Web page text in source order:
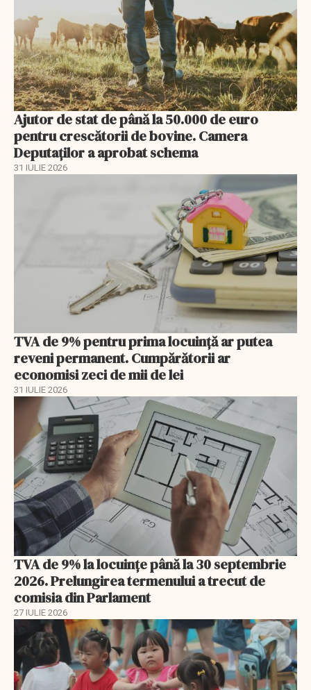
Ajutor de stat de până la 50.000 de euro
pentru crescătorii de bovine. Camera
Deputaților a aprobat schema
31 IULIE 2026
TVA de 9% pentru prima locuință ar putea
reveni permanent. Cumpărătorii ar
economisi zeci de mii de lei
31 IULIE 2026
TVA de 9% la locuințe până la 30 septembrie
2026. Prelungirea termenului a trecut de
comisia din Parlament
27 IULIE 2026